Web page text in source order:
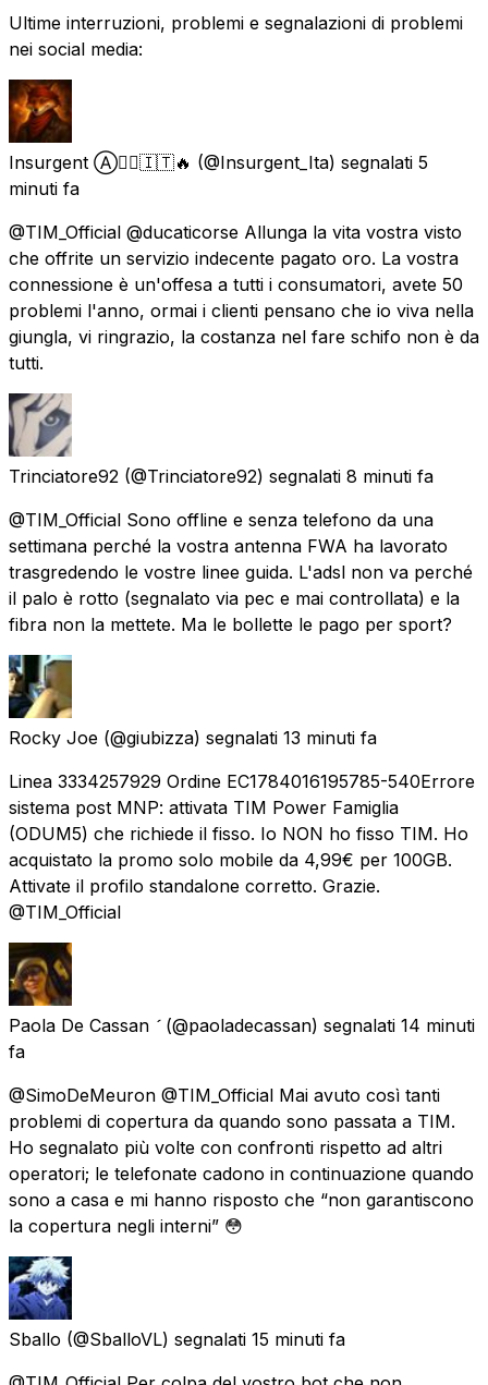
Ultime interruzioni, problemi e segnalazioni di problemi
nei social media:
Insurgent Ⓐ🏴‍☠️🇮🇹🔥 (@Insurgent_Ita) segnalati 5
minuti fa
@TIM_Official @ducaticorse Allunga la vita vostra visto
che offrite un servizio indecente pagato oro. La vostra
connessione è un'offesa a tutti i consumatori, avete 50
problemi l'anno, ormai i clienti pensano che io viva nella
giungla, vi ringrazio, la costanza nel fare schifo non è da
tutti.
Trinciatore92 (@Trinciatore92) segnalati 8 minuti fa
@TIM_Official Sono offline e senza telefono da una
settimana perché la vostra antenna FWA ha lavorato
trasgredendo le vostre linee guida. L'adsl non va perché
il palo è rotto (segnalato via pec e mai controllata) e la
fibra non la mettete. Ma le bollette le pago per sport?
Rocky Joe (@giubizza) segnalati 13 minuti fa
Linea 3334257929 Ordine EC1784016195785-540 ​Errore
sistema post MNP: attivata TIM Power Famiglia
(ODUM5) che richiede il fisso. Io NON ho fisso TIM. Ho
acquistato la promo solo mobile da 4,99€ per 100GB.
Attivate il profilo standalone corretto. Grazie.
@TIM_Official
Paola De Cassan  (@paoladecassan) segnalati 14 minuti
fa
@SimoDeMeuron @TIM_Official Mai avuto così tanti
problemi di copertura da quando sono passata a TIM.
Ho segnalato più volte con confronti rispetto ad altri
operatori; le telefonate cadono in continuazione quando
sono a casa e mi hanno risposto che “non garantiscono
la copertura negli interni” 😳
Sballo (@SballoVL) segnalati 15 minuti fa